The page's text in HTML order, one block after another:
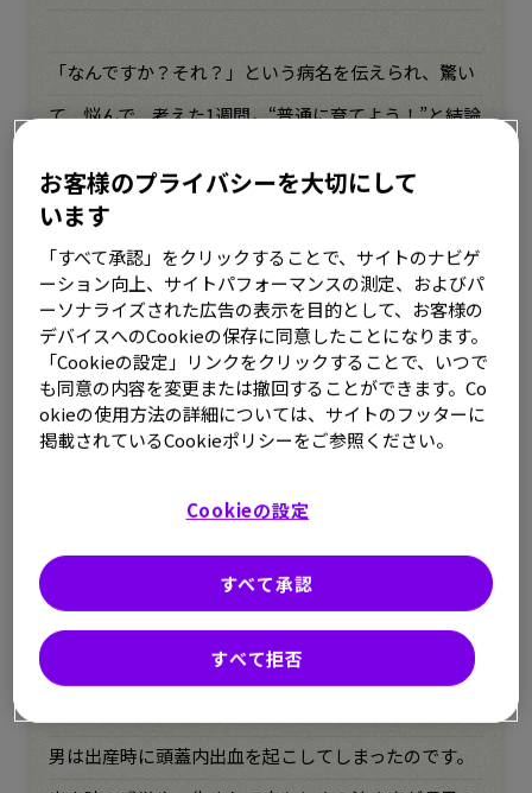
「なんですか？それ？」という病名を伝えられ、驚い
て、悩んで、考えた1週間。“普通に育てよう！”と結論
ました。特に私が保因者である可能性を知った母親か
らは、2人目は作らないように言われましたが、私は
長男に弟妹を作る選択をしました。
そして、次男の妊娠が分かったとき、それは妹が男の
子を出産した直後でした。健康に生まれた甥と妹の退
院を和やかに祝われているのとは対照的に、私に対し
てはため息が返ってきました。何とも言えない気持ち
頭蓋内出血のリスクを考慮し、長男の主治医や産科の
先生に相談をしましたが、普通に産めるからと帝王切
男は出産時に頭蓋内出血を起こしてしまったのです。
お客様のプライバシーを大切にして
います
「すべて承認」をクリックすることで、サイトのナビゲ
ーション向上、サイトパフォーマンスの測定、およびパ
ーソナライズされた広告の表示を目的として、お客様の
デバイスへのCookieの保存に同意したことになります。
「Cookieの設定」リンクをクリックすることで、いつで
も同意の内容を変更または撤回することができます。Co
okieの使用方法の詳細については、サイトのフッターに
掲載されているCookieポリシーをご参照ください。
Cookieの設定
すべて拒否
すべて承認